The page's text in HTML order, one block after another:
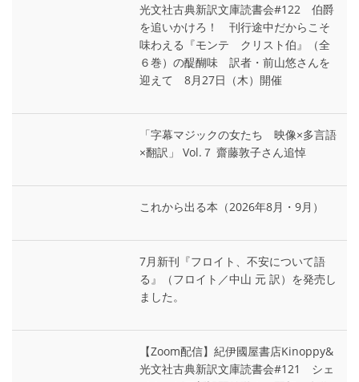
光文社古典新訳文庫読書会#122 伯爵
を追いかけろ！ 刊行途中だからこそ
味わえる『モンテ゠クリスト伯』（全
６巻）の醍醐味 訳者・前山悠さんを
迎えて 8月27日（木）開催
「字幕マジックの女たち 映像×多言語
×翻訳」 Vol.７ 齋藤敦子さん追悼
これから出る本（2026年8月・9月）
7月新刊『フロイト、不安について語
る』（フロイト／中山 元 訳）を発売し
ました。
【Zoom配信】紀伊國屋書店Kinoppy&
光文社古典新訳文庫読書会#121 シェ